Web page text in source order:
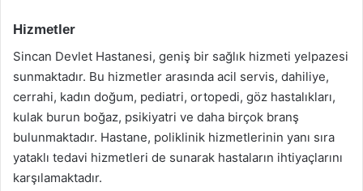
Hizmetler
Sincan Devlet Hastanesi, geniş bir sağlık hizmeti yelpazesi
sunmaktadır. Bu hizmetler arasında acil servis, dahiliye,
cerrahi, kadın doğum, pediatri, ortopedi, göz hastalıkları,
kulak burun boğaz, psikiyatri ve daha birçok branş
bulunmaktadır. Hastane, poliklinik hizmetlerinin yanı sıra
yataklı tedavi hizmetleri de sunarak hastaların ihtiyaçlarını
karşılamaktadır.